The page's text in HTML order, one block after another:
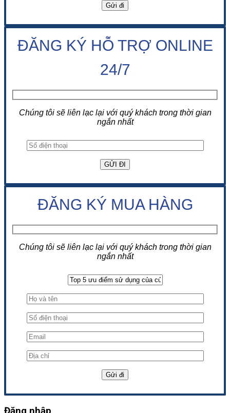
ĐĂNG KÝ HỖ TRỢ ONLINE
24/7
Chúng tôi sẽ liên lạc lại với quý khách trong thời gian
ngắn nhất
ĐĂNG KÝ MUA HÀNG
Chúng tôi sẽ liên lạc lại với quý khách trong thời gian
ngắn nhất